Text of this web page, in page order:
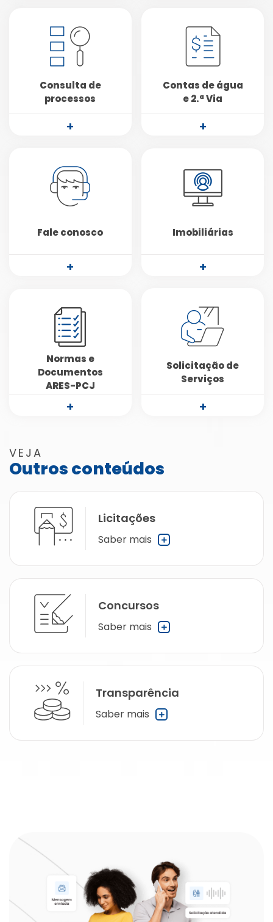
Consulta de
processos
+
Contas de água
e 2.ª Via
+
Fale conosco
+
Imobiliárias
+
Normas e
Documentos
ARES-PCJ
+
Solicitação de
Serviços
+
VEJA
Outros conteúdos
Licitações
Saber mais
Concursos
Saber mais
Transparência
Saber mais